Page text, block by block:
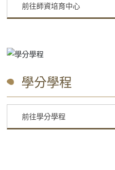
前往師資培育中心
學分學程
前往學分學程